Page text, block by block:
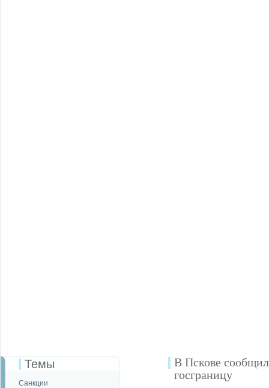
Темы
Санкции
В Пскове
госграницу